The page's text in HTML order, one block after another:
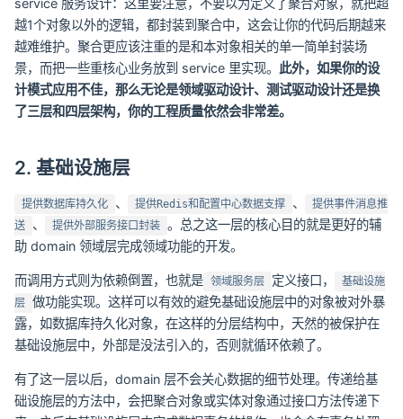
越1个对象以外的逻辑，都封装到聚合中，这会让你的代码后期越来
越难维护。聚合更应该注重的是和本对象相关的单一简单封装场
景，而把一些重核心业务放到 service 里实现。 此外，如果你的设
计模式应用不佳，那么无论是领域驱动设计、测试驱动设计还是换
了三层和四层架构，你的工程质量依然会非常差。
2. 基础设施层
提供数据库持久化 、 提供Redis和配置中心数据支撑 、
提供事件消息推
送
、 提供外部服务接口封装 。总之这一层的核心目的就是更好的辅
助 domain 领域层完成领域功能的开发。
而调用方式则为依赖倒置，也就是 领域服务层 定义接口，
基础设施
层 做功能实现。这样可以有效的避免基础设施层中的对象被对外暴
露，如数据库持久化对象，在这样的分层结构中，天然的被保护在
基础设施层中，外部是没法引入的，否则就循环依赖了。
有了这一层以后，domain 层不会关心数据的细节处理。传递给基
础设施层的方法中，会把聚合对象或实体对象通过接口方法传递下